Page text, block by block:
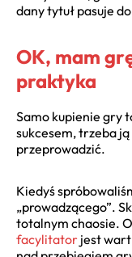
dany tytuł pasuje
OK, mam
praktyka
Samo kupienie gry
sukcesem, trzeba
przeprowadzić.
Kiedyś
„prowadzącego”.
totalnym chaosie.
facylitator jest wart